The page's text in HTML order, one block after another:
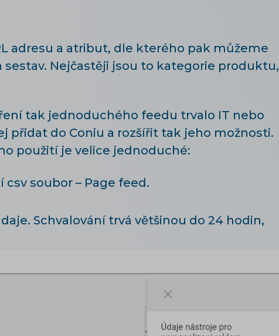
adresu a atribut, dle kterého pak můžeme
Nejčastěji jsou to kategorie produktu,
tak jednoduchého feedu trvalo IT nebo
přidat do Coniu a rozšířit tak jeho možnosti.
použití je velice jednoduché:
soubor – Page feed.
Schvalování trvá většinou do 24 hodin,